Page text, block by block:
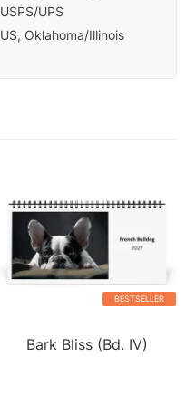
USPS/UPS
US, Oklahoma/Illinois
BESTSELLER
Bark Bliss (Bd. IV)